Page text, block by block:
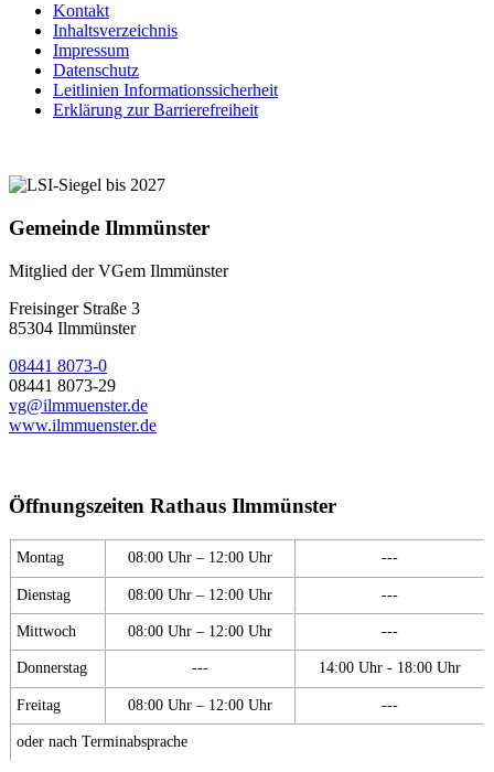
Kontakt
Inhaltsverzeichnis
Impressum
Datenschutz
Leitlinien Informationssicherheit
Erklärung zur Barrierefreiheit
Gemeinde Ilmmünster
Mitglied der VGem Ilmmünster
Freisinger Straße 3
85304 Ilmmünster
08441 8073-0
08441 8073-29
vg@ilmmuenster.de
www.ilmmuenster.de
Öffnungszeiten Rathaus Ilmmünster
Montag 08:00 Uhr – 12:00 Uhr ---
Dienstag 08:00 Uhr – 12:00 Uhr ---
Mittwoch 08:00 Uhr – 12:00 Uhr ---
Donnerstag --- 14:00 Uhr - 18:00 Uhr
Freitag 08:00 Uhr – 12:00 Uhr ---
oder nach Terminabsprache